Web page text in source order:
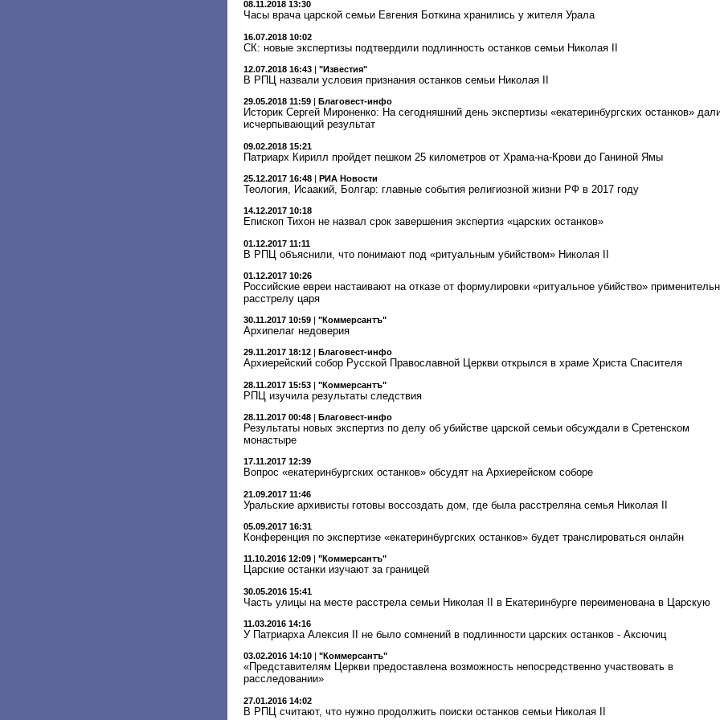
08.11.2018 13:30
Часы врача царской семьи Евгения Боткина хранились у жителя Урала
16.07.2018 10:02
СК: новые экспертизы подтвердили подлинность останков семьи Николая II
12.07.2018 16:43 | "Известия"
В РПЦ назвали условия признания останков семьи Николая II
29.05.2018 11:59 | Благовест-инфо
Историк Сергей Мироненко: На сегодняшний день экспертизы «екатеринбургских останков»
исчерпывающий результат
09.02.2018 15:21
Патриарх Кирилл пройдет пешком 25 километров от Храма-на-Крови до Ганиной Ямы
25.12.2017 16:48 | РИА Новости
Теология, Исаакий, Болгар: главные события религиозной жизни РФ в 2017 году
14.12.2017 10:18
Епископ Тихон не назвал срок завершения экспертиз «царских останков»
01.12.2017 11:11
В РПЦ объяснили, что понимают под «ритуальным убийством» Николая II
01.12.2017 10:26
Российские евреи настаивают на отказе от формулировки «ритуальное убийство»
расстрелу царя
30.11.2017 10:59 | "Коммерсантъ"
Архипелаг недоверия
29.11.2017 18:12 Благовест-инфо
Архиерейский собор Русской Православной Церкви открылся в храме Христа Спасителя
28.11.2017 15:53 | "Коммерсантъ"
РПЦ изучила результаты следствия
28.11.2017 00:48 | Благовест-инфо
Результаты новых экспертиз по делу об убийстве царской семьи обсуждали в Сретенском
монастыре
17.11.2017 12:39
Вопрос «екатеринбургских останков» обсудят на Архиерейском соборе
21.09.2017 11:46
Уральские архивисты готовы воссоздать дом, где была расстреляна семья Николая II
05.09.2017 16:31
Конференция по экспертизе «екатеринбургских останков» будет транслироваться онлайн
11.10.2016 12:09 "Коммерсантъ"
Царские останки изучают за границей
30.05.2016 15:41
Часть улицы на месте расстрела семьи Николая II в Екатеринбурге переименована в Царскую
11.03.2016 14:16
У Патриарха Алексия II не было сомнений в подлинности царских останков - Аксючиц
03.02.2016 14:10 "Коммерсантъ"
«Представителям Церкви предоставлена возможность непосредственно участвовать в
расследовании»
27.01.2016 14:02
В РПЦ считают, что нужно продолжить поиски останков семьи Николая II